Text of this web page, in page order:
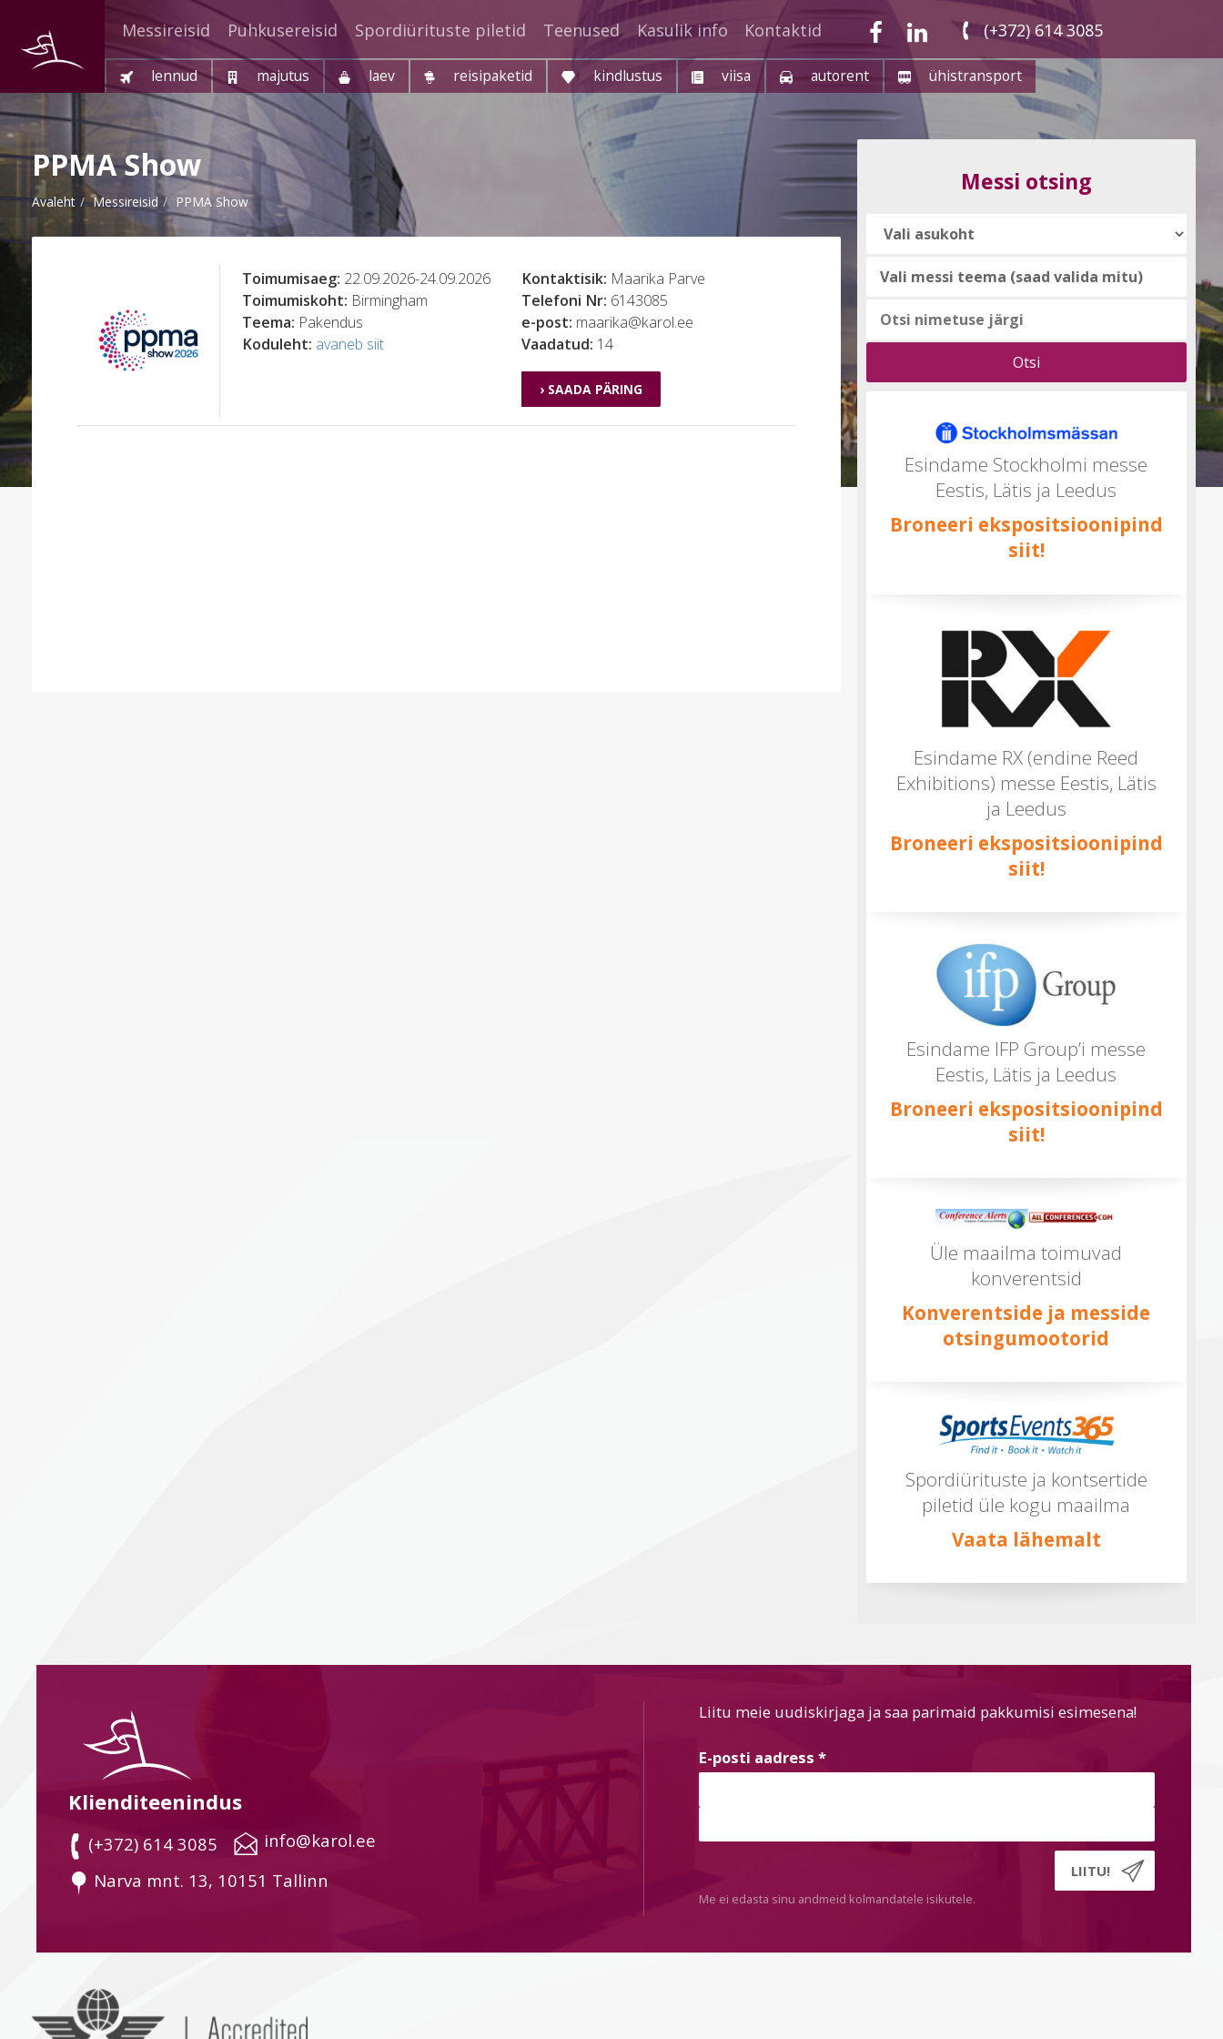
(+372) 614 3085
Messireisid Puhkusereisid Spordiürituste piletid Teenused Kasulik info Kontaktid
lennud majutus laev reisipaketid kindlustus viisa autorent ühistransport
PPMA Show
Avaleht Messireisid PPMA Show
Toimumisaeg: 22.09.2026-24.09.2026
Toimumiskoht: Birmingham
Teema: Pakendus
Koduleht: avaneb siit
Kontaktisik: Maarika Parve
Telefoni Nr: 6143085
e-post: maarika@karol.ee
Vaadatud: 14
› SAADA PÄRING
Messi otsing
Vali
teema
Esindame Stockholmi messe
Eestis, Lätis ja Leedus
Broneeri ekspositsioonipind
siit!
Esindame RX (endine Reed
Exhibitions) messe Eestis, Lätis
ja Leedus
Broneeri ekspositsioonipind
siit!
Esindame IFP Group’i messe
Eestis, Lätis ja Leedus
Broneeri ekspositsioonipind
siit!
Üle maailma toimuvad
konverentsid
Konverentside ja messide
otsingumootorid
Spordiürituste ja kontsertide
piletid üle kogu maailma
Vaata lähemalt
Klienditeenindus
(+372) 614 3085
info@karol.ee
Narva mnt. 13, 10151 Tallinn
Liitu meie uudiskirjaga ja saa parimaid pakkumisi esimesena!
E-posti aadress *
Me ei edasta sinu andmeid kolmandatele isikutele.